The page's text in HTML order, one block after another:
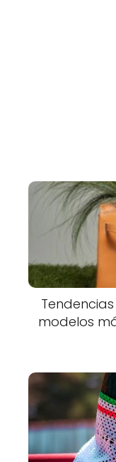
modelos